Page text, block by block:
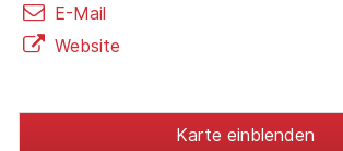
E-Mail
Website
Karte einblenden